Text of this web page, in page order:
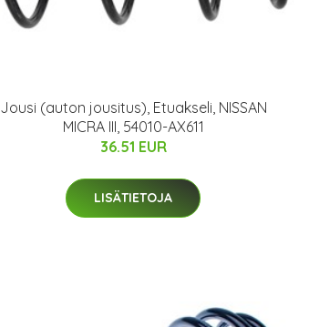
Jousi (auton jousitus), Etuakseli, NISSAN
MICRA III, 54010-AX611
36.51 EUR
LISÄTIETOJA